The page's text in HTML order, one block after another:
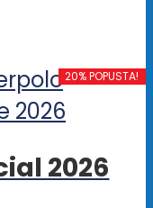
20% POPUSTA!
2026